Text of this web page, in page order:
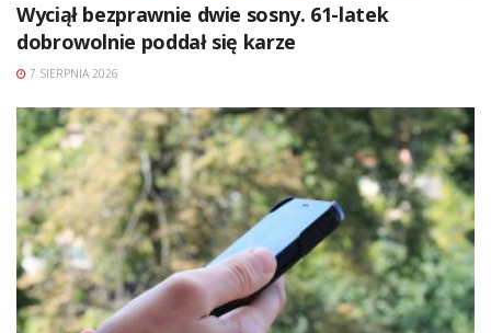
Wyciął bezprawnie dwie sosny. 61-latek
dobrowolnie poddał się karze
7 SIERPNIA 2026